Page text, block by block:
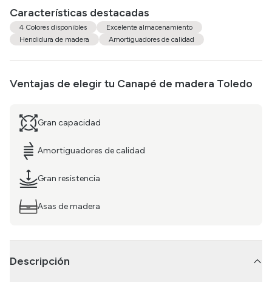
Características destacadas
4 Colores disponibles
Excelente almacenamiento
Hendidura de madera
Amortiguadores de calidad
Ventajas de elegir tu Canapé de madera Toledo
Gran capacidad
Amortiguadores de calidad
Gran resistencia
Asas de madera
Descripción